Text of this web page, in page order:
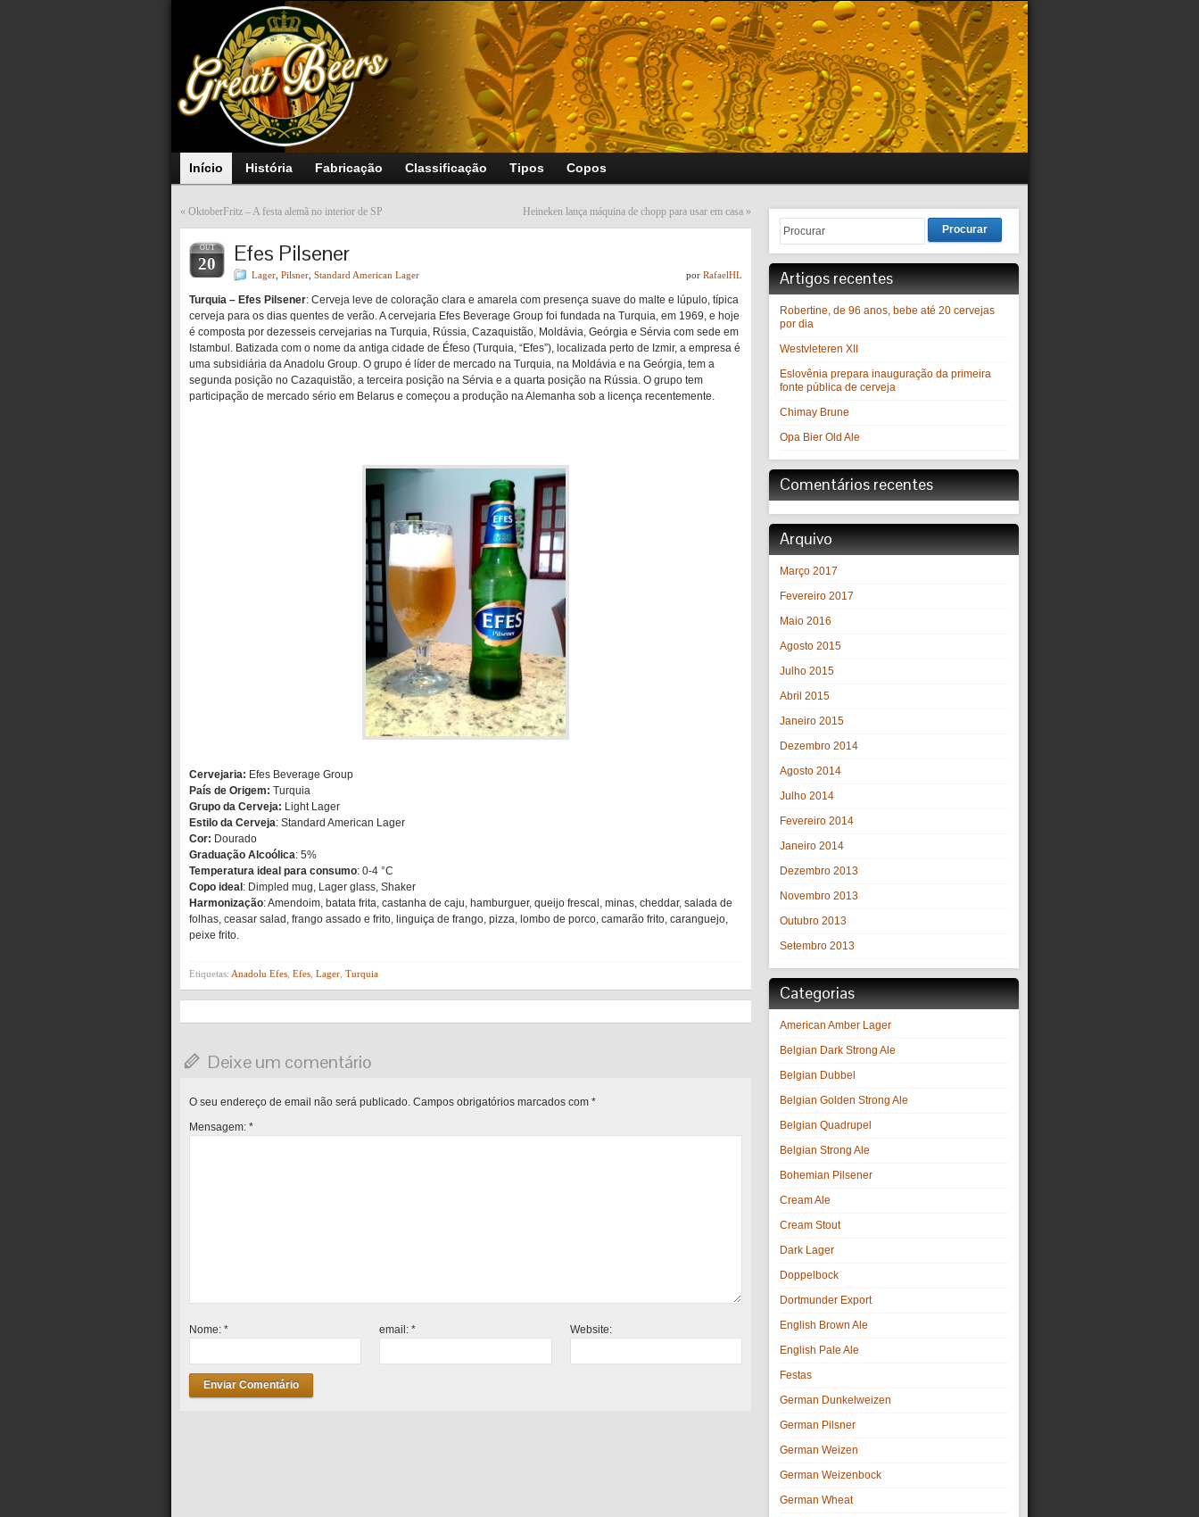
Início História Fabricação Classificação Tipos Copos
« OktoberFritz – A festa alemã no interior de SP Heineken lança máquina de chopp para usar em casa »
OUT
20 Efes Pilsener
Lager Pilsner Standard American Lager por RafaelHL
Turquia – Efes Pilsener: Cerveja leve de coloração clara e amarela com presença suave do malte e lúpulo, típica
cerveja para os dias quentes de verão. A cervejaria Efes Beverage Group foi fundada na Turquia, em 1969, e hoje
é composta por dezesseis cervejarias na Turquia, Rússia, Cazaquistão, Moldávia, Geórgia e Sérvia com sede em
Istambul. Batizada com o nome da antiga cidade de Éfeso (Turquia, “Efes”), localizada perto de Izmir, a empresa é
uma subsidiária da Anadolu Group. O grupo é líder de mercado na Turquia, na Moldávia e na Geórgia, tem a
segunda posição no Cazaquistão, a terceira posição na Sérvia e a quarta posição na Rússia. O grupo tem
participação de mercado sério em Belarus e começou a produção na Alemanha sob a licença recentemente.
Cervejaria: Efes Beverage Group
País de Origem: Turquia
Grupo da Cerveja: Light Lager
Estilo da Cerveja: Standard American Lager
Cor: Dourado
Graduação Alcoólica: 5%
Temperatura ideal para consumo: 0-4 °C
Copo ideal : Dimpled mug, Lager glass, Shaker
Harmonização: Amendoim, batata frita, castanha de caju, hamburguer, queijo frescal, minas, cheddar, salada de
folhas, ceasar salad, frango assado e frito, linguiça de frango, pizza, lombo de porco, camarão frito, caranguejo,
peixe frito.
Etiquetas: Anadolu Efes Efes Lager Turquia
Deixe um comentário
O seu endereço de email não será publicado. Campos obrigatórios marcados com *
Mensagem: *
Nome: * email:* Website:
Procurar
Artigos recentes
Robertine, de 96 anos, bebe até 20 cervejas
por dia
Westvleteren XII
Eslovênia prepara inauguração da primeira
fonte pública de cerveja
Chimay Brune
Opa Bier Old Ale
Comentários recentes
Arquivo
Março 2017
Fevereiro 2017
Maio 2016
Agosto 2015
Julho 2015
Abril 2015
Janeiro 2015
Dezembro 2014
Agosto 2014
Julho 2014
Fevereiro 2014
Janeiro 2014
Dezembro 2013
Novembro 2013
Outubro 2013
Setembro 2013
Categorias
American Amber Lager
Belgian Dark Strong Ale
Belgian Dubbel
Belgian Golden Strong Ale
Belgian Quadrupel
Belgian Strong Ale
Bohemian Pilsener
Cream Ale
Cream Stout
Dark Lager
Doppelbock
Dortmunder Export
English Brown Ale
English Pale Ale
Festas
German Dunkelweizen
German Pilsner
German Weizen
German Weizenbock
German Wheat